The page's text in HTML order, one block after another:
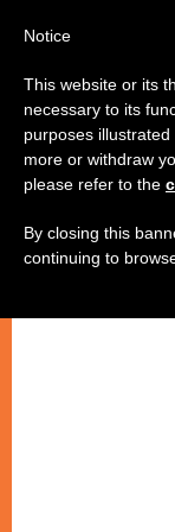
القداس
رحو
Notice
This website or its
necessary to its
purposes
more or withdraw
please refer to the
By closing this
continuing to